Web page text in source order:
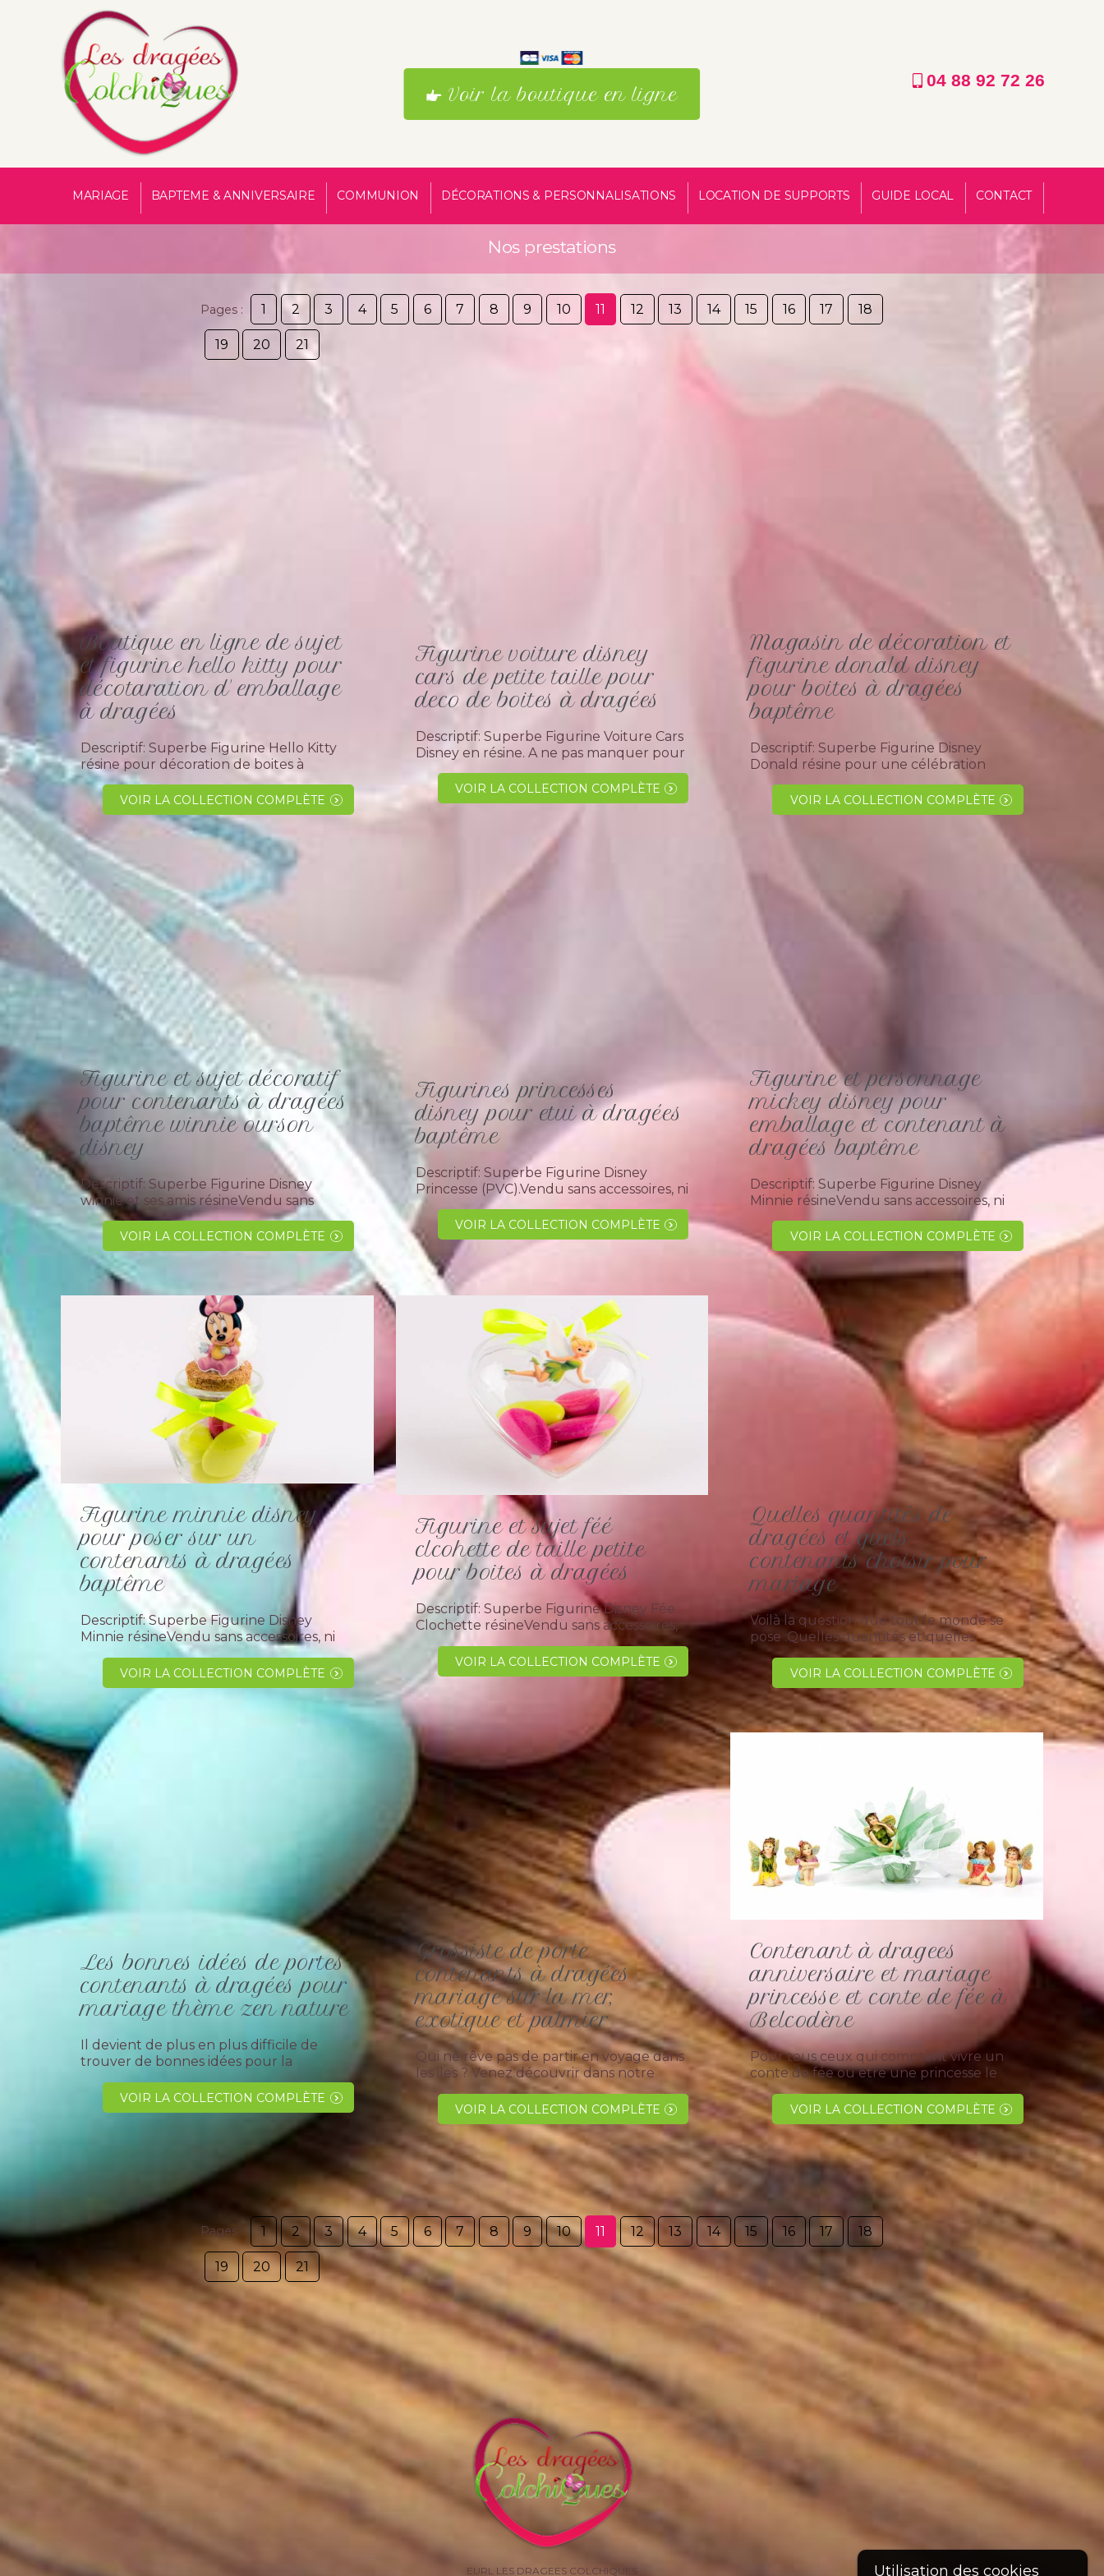
Voir la boutique en ligne
04 88 92 72 26
MARIAGE BAPTEME & ANNIVERSAIRE COMMUNION DÉCORATIONS & PERSONNALISATIONS LOCATION DE SUPPORTS GUIDE LOCAL CONTACT
Nos prestations
Pages : 1 2 3 4 5 6 7 8 9 10 11 12 13 14 15 16 17 18
19 20 21
Boutique en ligne de sujet
et figurine hello kitty pour
décotaration d' emballage
à dragées
Descriptif: Superbe Figurine Hello Kitty
résine pour décoration de boites à
dragées pour célébration anniversaire ou
baptême fille. Personnage en résine à
utiliser en décoration...
VOIR LA COLLECTION COMPLÈTE
Figurine voiture disney
cars de petite taille pour
deco de boites à dragées
Descriptif: Superbe Figurine Voiture Cars
Disney en résine. A ne pas manquer pour
comme un anniversaire ou un baptême
garçon. Ce petit bolide peut se
VOIR LA COLLECTION COMPLÈTE
Magasin de décoration et
figurine donald disney
pour boites à dragées
baptême
Descriptif: Superbe Figurine Disney
Donald résine pour une célébration
anniversaire, baptême pour décoration
de boites à dragées, gâteau ou pièce
montée. Voilà un...
VOIR LA COLLECTION COMPLÈTE
Figurine et sujet décoratif
pour contenants à dragées
baptême winnie ourson
disney
Descriptif: Superbe Figurine Disney
winnie et ses amis résineVendu sans
accessoires, ni dragées.Optez pour ce
gentil petit ourson pas comme les autres,
au grand coeur qui est un inconditionnel
de la gourmandise et trés...
VOIR LA COLLECTION COMPLÈTE
Figurines princesses
disney pour etui à dragées
baptême
Descriptif: Superbe Figurine Disney
Princesse (PVC).Vendu sans accessoires, ni
dragées,en assortiment.(Blanche-neige,
Cendrillon, Belle, Aurore et
Ariel).Collection princesse pour faire
plaisir aux grandes et aux petites filles
pour...
VOIR LA COLLECTION COMPLÈTE
Figurine et personnage
mickey disney pour
emballage et contenant à
dragées baptême
Descriptif: Superbe Figurine Disney
Minnie résineVendu sans accessoires, ni
dragées,en assortiment de 2 (position
différentes).Laissez vous emporté par la
magie de Disney le temps d' une soirée
avec le personnage...
VOIR LA COLLECTION COMPLÈTE
Figurine minnie disney
pour poser sur un
contenants à dragées
baptême
Descriptif: Superbe Figurine Disney
Minnie résineVendu sans accessoires, ni
dragées,en assortiment de 2 (position
différentes).Comment résister à cette
jolie figurine "Disney Minnie"
indémodable qui a su...
VOIR LA COLLECTION COMPLÈTE
Figurine et sujet féé
clcohette de taille petite
pour boites à dragées
Descriptif: Superbe Figurine Disney Fée
Clochette résineVendu sans accessoires,
ni dragées,en assortiment de 3 (2 debout
et 1 assise). Idéale pour les décoration de
vos boites à dragées sur le...
VOIR LA COLLECTION COMPLÈTE
Quelles quantités de
dragées et quels
contenants choisir pour
mariage
Voilà la question que tout le monde se
pose :Quelles quantités et quelles
qualités de dragées choisir pour mon
mariage ?. Il faut prévoir comme
proportion entre 5/9 dragées par boite et
la qualité...
VOIR LA COLLECTION COMPLÈTE
Les bonnes idées de portes
contenants à dragées pour
mariage thème zen nature
Il devient de plus en plus difficile de
trouver de bonnes idées pour la
thème zen ou nature !!!Plus de stress
nous avons quelques bonnes idées à
VOIR LA COLLECTION COMPLÈTE
Grossiste de porte
contenants à dragées
mariage sur la mer,
exotique et palmier
Qui ne rêve pas de partir en voyage dans
les iles ? Venez découvrir dans notre
magasin l' ensemble de nos supports sur
le thème exotique comme le palmier,
coffre, bateau et la cage.Les présentoirs
sont idéal pour...
VOIR LA COLLECTION COMPLÈTE
Contenant à dragees
anniversaire et mariage
princesse et conte de fée à
Belcodène
Pour tous ceux qui comptent vivre un
conte de fée ou être une princesse le
temps d' une journée, à l'occasion d'un
mariage, d'un baptême ou encore un
anniversaire pourquoi pas oser franchir le
cap et...
VOIR LA COLLECTION COMPLÈTE
Pages : 1 2 3 4 5 6 7 8 9 10 11 12 13 14 15 16 17 18
19 20 21
EURL LES DRAGEES COLCHIQUES